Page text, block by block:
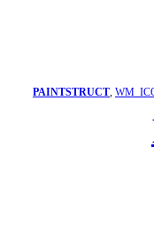
PAINTSTRUCT